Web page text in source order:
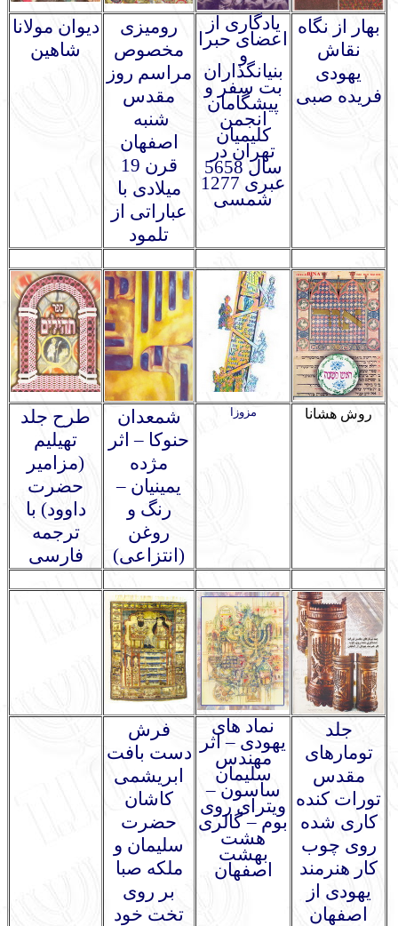
بهار از نگاه
نقاش
یهودی
فریده صبی
یادگاری از
اعضای حبرا
و
بنیانگذاران
بت سفر و
پیشگامان
انجمن
کلیمیان
تهران در
سال 5658
عبری 1277
شمسی
رومیزی
مخصوص
مراسم روز
مقدس
شنبه
اصفهان
قرن 19
میلادی با
عباراتی از
تلمود
دیوان مولانا
شاهین
روش هشانا مزوزا
شمعدان
حنوکا – اثر
مژده
یمینیان –
رنگ و
روغن
(انتزاعی)
طرح جلد
تهیلیم
(مزامیر
حضرت
داوود) با
ترجمه
فارسی
جلد
تومارهای
مقدس
تورات کنده
کاری شده
روی چوب
کار هنرمند
یهودی از
اصفهان
نماد های
یهودی – اثر
مهندس
سلیمان
ساسون –
ویترای روی
بوم – گالری
هشت
بهشت
اصفهان
فرش
دست بافت
ابریشمی
کاشان
حضرت
سلیمان و
ملکه صبا
بر روی
تخت خود